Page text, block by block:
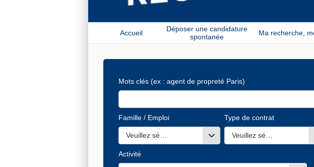
Accueil
Déposer une candidature
spontanée
Ma recherche,
Mots clés (ex : agent de propreté Paris)
Famille / Emploi
Veuillez sélectionner une ou des valeurs
Type de contrat
Veuillez sélectionner une
Activité